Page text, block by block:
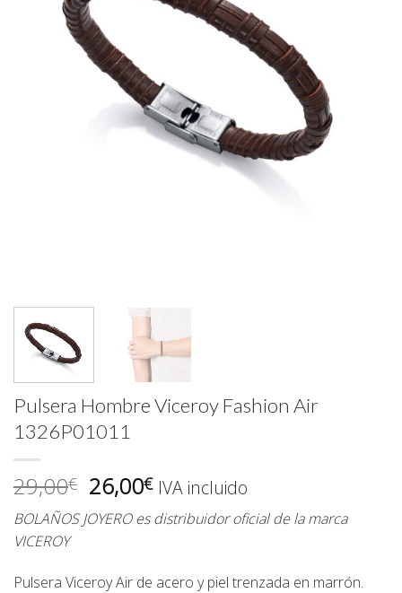
Pulsera Hombre Viceroy Fashion Air
1326P01011
29,00€ El
precio
original
29,00€.
26,00€El
precio
actual
26,00€.
IVA incluido
BOLAÑOS JOYERO es distribuidor oficial de la marca
VICEROY
Pulsera Viceroy Air de acero y piel trenzada en marrón.